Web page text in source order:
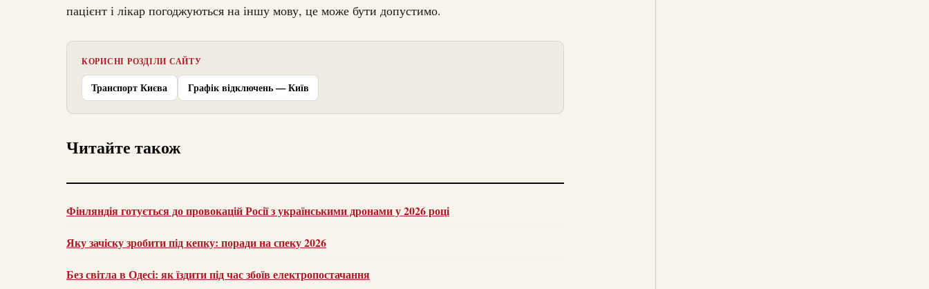
пацієнт і лікар погоджуються на іншу мову, це може бути допустимо.
КОРИСНІ РОЗДІЛИ САЙТУ
Транспорт Києва Графік відключень — Київ
Читайте також
Фінляндія готується до провокацій Росії з українськими дронами у 2026 році
Яку зачіску зробити під кепку: поради на спеку 2026
Без світла в Одесі: як їздити під час збоїв електропостачання